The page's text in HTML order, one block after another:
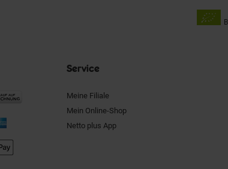
Service
Meine Filiale
Mein Online-Shop
Netto plus App